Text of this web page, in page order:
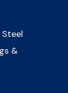
Steel
&